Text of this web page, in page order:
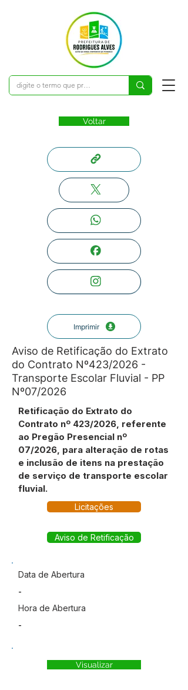
Voltar
Imprimir
Aviso de Retificação do Extrato
do Contrato Nº423/2026 -
Transporte Escolar Fluvial - PP
Nº07/2026
Retificação do Extrato do
Contrato nº 423/2026, referente
ao Pregão Presencial nº
07/2026, para alteração de rotas
e inclusão de itens na prestação
de serviço de transporte escolar
fluvial.
Licitações
Aviso de Retificação
Data de Abertura
-
Hora de Abertura
-
Visualizar